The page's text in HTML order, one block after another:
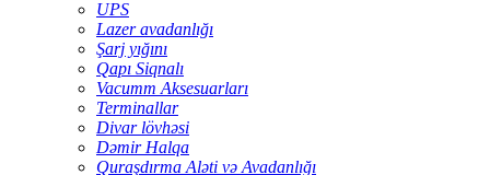
UPS
Lazer avadanlığı
Şarj yığını
Qapı Siqnalı
Vacumm Aksesuarları
Terminallar
Divar lövhəsi
Dəmir Halqa
Quraşdırma Aləti və Avadanlığı